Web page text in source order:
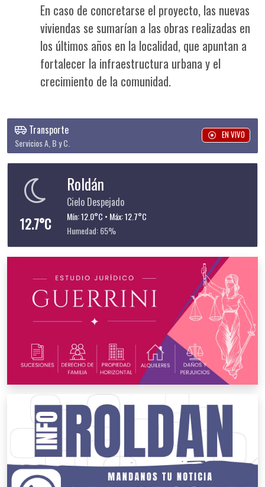
En caso de concretarse el proyecto, las nuevas
viviendas se sumarían a las obras realizadas en
los últimos años en la localidad, que apuntan a
fortalecer la infraestructura urbana y el
crecimiento de la comunidad.
Transporte
Servicios A, B y C.
EN VIVO
12.7°C
Roldán
Cielo Despejado
Mín: 12.0°C • Máx: 12.7°C
Humedad: 65%